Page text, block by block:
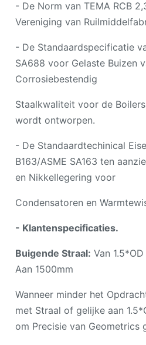
- De Norm van TEMA RCB
Vereniging van
- De Standaardspecificatie
SA688 voor Gelaste Buizen
Corrosiebestendig
Staalkwaliteit voor de
wordt ontworpen.
- De Standaardtechinical
B163/ASME SA163 ten
en Nikkellegering voor
Condensatoren en
- Klantenspecificaties.
Buigende Straal: Van
Aan 1500mm
Wanneer minder het
met Straal of gelijke aan
om Precisie van Geometrics